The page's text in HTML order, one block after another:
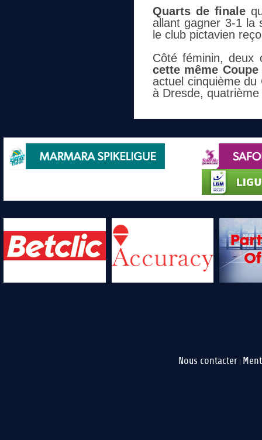
Quarts de finale
allant gagner 3-1 la
le club pictavien
Côté féminin, deux
cette même Coupe
actuel cinquième
à Dresde,
Nous contacter |